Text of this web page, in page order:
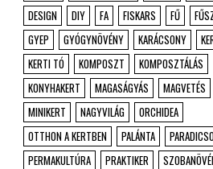
DESIGN
DIY FA FISKARS FŰ
GYEP
GYÓGYNÖVÉNY KARÁCSONY
KERTI TÓ
KOMPOSZT
KOMPOSZTÁLÁS
KONYHAKERT
MAGASÁGYÁS MAGVETÉS
MINIKERT
NAGYVILÁG
ORCHIDEA
OTTHON A KERTBEN
PALÁNTA
PERMAKULTÚRA
PRAKTIKER